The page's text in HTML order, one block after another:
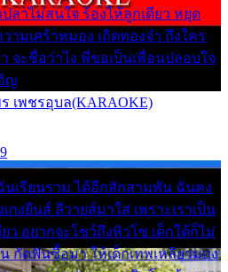
ลาไม่สนใจ ร้องไห้ลูกเดียว หยุด
ามเศร้าหมอง เถิดทองจ๋า ถึงใคร
า จะชื่อว่าไง พี่ขอเป็นเพื่อนปลอบใจ
ญ
เพชรอุบล(KARAOKE)
นเรียนราม ได้อีกสักสามพัน ฉันคง
กงยีนส์ ลีวายส์มาใส่ เพราะเราเป็น
ยว อยากจะโชว์ถึงหิวโซ เด็กใต้ก็ไม่
กัดฟันซื้อมา ให้เด็กเทพเหลียวมอง